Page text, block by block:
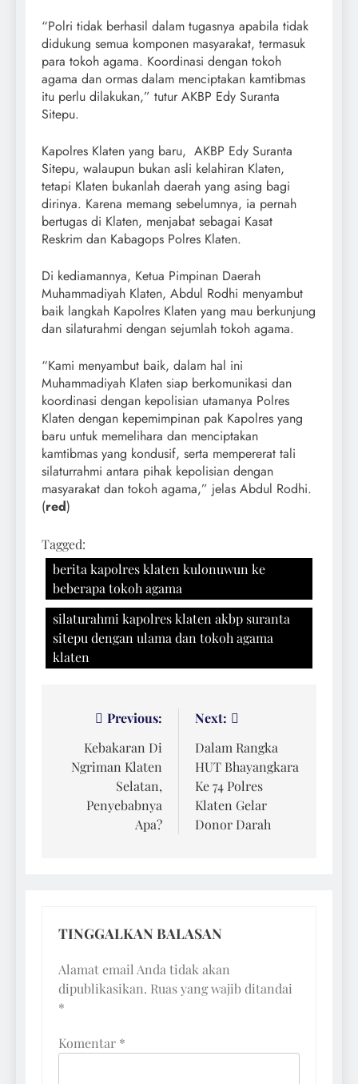
“Polri tidak berhasil dalam tugasnya apabila tidak
didukung semua komponen masyarakat, termasuk
para tokoh agama. Koordinasi dengan tokoh
agama dan ormas dalam menciptakan kamtibmas
itu perlu dilakukan,” tutur AKBP Edy Suranta
Sitepu.
Kapolres Klaten yang baru, AKBP Edy Suranta
Sitepu, walaupun bukan asli kelahiran Klaten,
tetapi Klaten bukanlah daerah yang asing bagi
dirinya. Karena memang sebelumnya, ia pernah
bertugas di Klaten, menjabat sebagai Kasat
Reskrim dan Kabagops Polres Klaten.
Di kediamannya, Ketua Pimpinan Daerah
Muhammadiyah Klaten, Abdul Rodhi menyambut
baik langkah Kapolres Klaten yang mau berkunjung
dan silaturahmi dengan sejumlah tokoh agama.
“Kami menyambut baik, dalam hal ini
Muhammadiyah Klaten siap berkomunikasi dan
koordinasi dengan kepolisian utamanya Polres
Klaten dengan kepemimpinan pak Kapolres yang
baru untuk memelihara dan menciptakan
kamtibmas yang kondusif, serta mempererat tali
silaturrahmi antara pihak kepolisian dengan
masyarakat dan tokoh agama,” jelas Abdul Rodhi.
(red)
Tagged:
berita kapolres klaten kulonuwun ke
beberapa tokoh agama
silaturahmi kapolres klaten akbp suranta
sitepu dengan ulama dan tokoh agama
klaten
Navigasi
pos
Previous:
Kebakaran Di
Ngriman Klaten
Selatan,
Penyebabnya
Apa?
Next:
Dalam Rangka
HUT Bhayangkara
Ke 74 Polres
Klaten Gelar
Donor Darah
TINGGALKAN BALASAN
Alamat email Anda tidak akan
dipublikasikan. Ruas yang wajib ditandai
*
Komentar *